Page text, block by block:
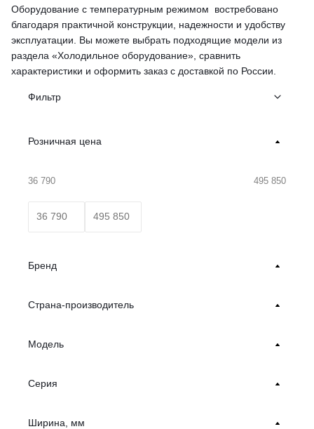
Оборудование с температурным режимом востребовано
благодаря практичной конструкции, надежности и удобству
эксплуатации. Вы можете выбрать подходящие модели из
раздела «Холодильное оборудование», сравнить
характеристики и оформить заказ с доставкой по России.
Фильтр
Розничная цена
36 790 495 850
Бренд
Страна-производитель
Модель
Серия
Ширина, мм